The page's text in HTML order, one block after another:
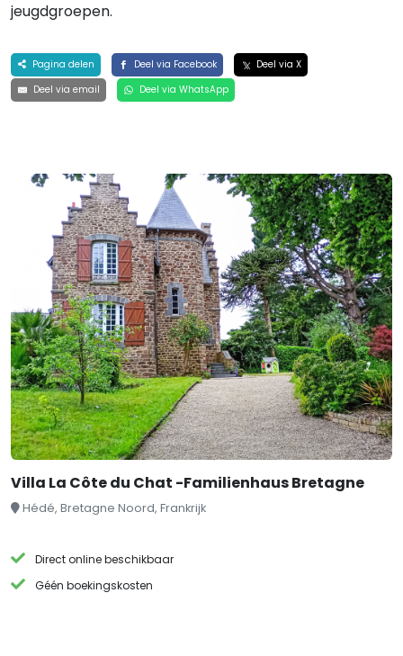
jeugdgroepen.
Pagina delen Deel via Facebook
Deel via X
Deel via email
Deel via WhatsApp
Villa La Côte du Chat -Familienhaus Bretagne
Hédé, Bretagne Noord, Frankrijk
Direct online beschikbaar
Géén boekingskosten